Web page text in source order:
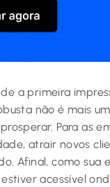
a primeira
não é mais
Para as
atrair novos
Afinal, como
acessível